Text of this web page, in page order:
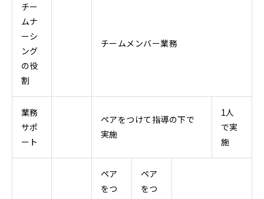
チー
ムナ
ーシ
ング
の役
割
チームメンバー業務
業務
サポ
ート
ペアをつけて指導の下で
実施
1人
で実
施
ペア
をつ
ペア
をつ